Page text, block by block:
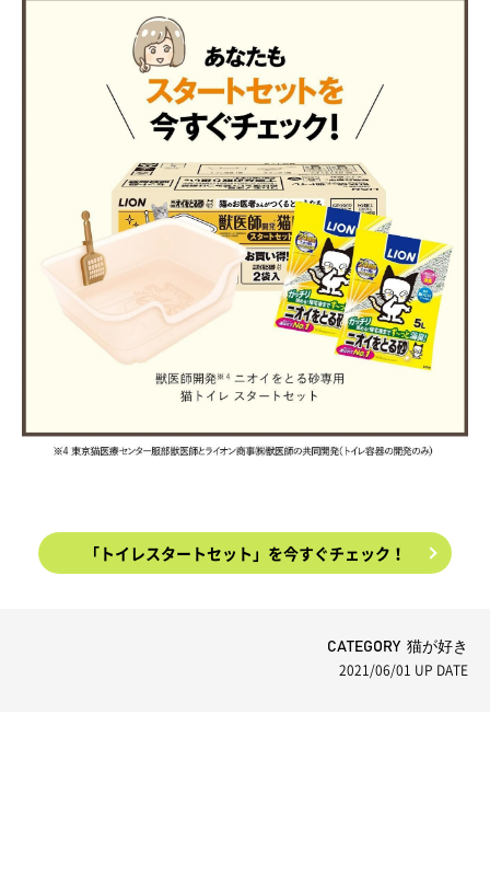
「トイレスタートセット」を今すぐチェック！
CATEGORY 猫が好き
2021/06/01 UP DATE